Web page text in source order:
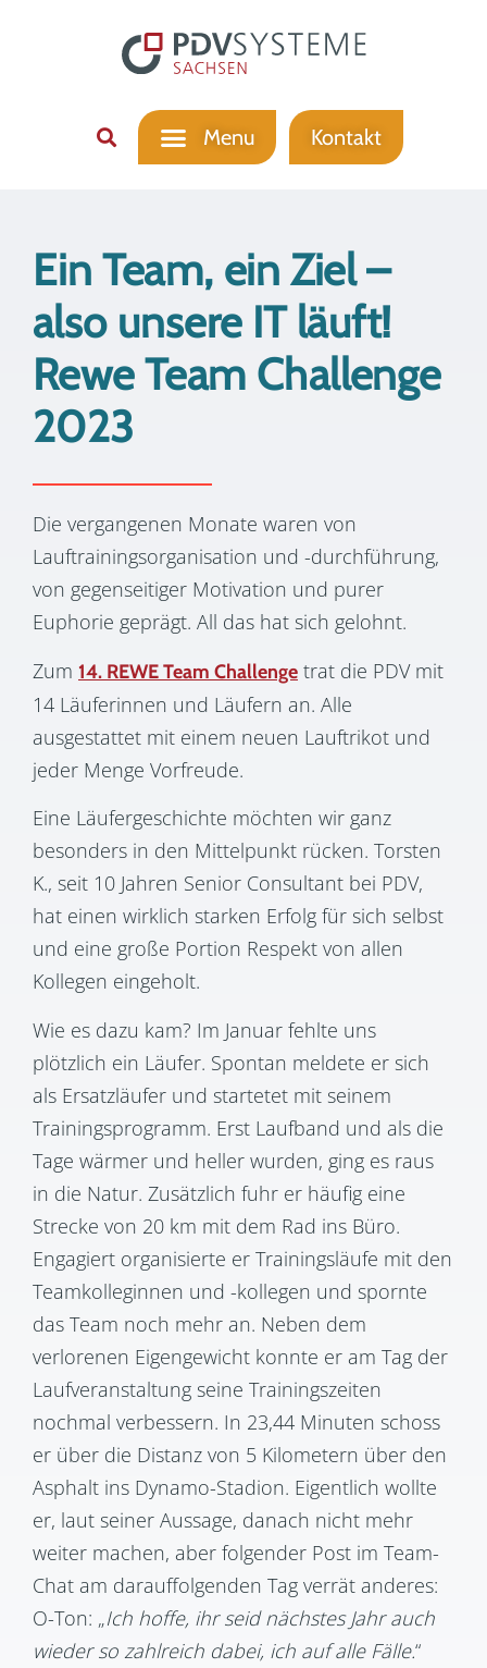
Kontakt
Ein Team, ein Ziel –
also unsere IT läuft!
Rewe Team Challenge
2023
Die vergangenen Monate waren von
Lauftrainingsorganisation und -durchführung,
von gegenseitiger Motivation und purer
Euphorie geprägt. All das hat sich gelohnt.
Zum 14. REWE Team Challenge trat die PDV mit
14 Läuferinnen und Läufern an. Alle
ausgestattet mit einem neuen Lauftrikot und
jeder Menge Vorfreude.
Eine Läufergeschichte möchten wir ganz
besonders in den Mittelpunkt rücken. Torsten
K., seit 10 Jahren Senior Consultant bei PDV,
hat einen wirklich starken Erfolg für sich selbst
und eine große Portion Respekt von allen
Kollegen eingeholt.
Wie es dazu kam? Im Januar fehlte uns
plötzlich ein Läufer. Spontan meldete er sich
als Ersatzläufer und startetet mit seinem
Trainingsprogramm. Erst Laufband und als die
Tage wärmer und heller wurden, ging es raus
in die Natur. Zusätzlich fuhr er häufig eine
Strecke von 20 km mit dem Rad ins Büro.
Engagiert organisierte er Trainingsläufe mit den
Teamkolleginnen und -kollegen und spornte
das Team noch mehr an. Neben dem
verlorenen Eigengewicht konnte er am Tag der
Laufveranstaltung seine Trainingszeiten
nochmal verbessern. In 23,44 Minuten schoss
er über die Distanz von 5 Kilometern über den
Asphalt ins Dynamo-Stadion. Eigentlich wollte
er, laut seiner Aussage, danach nicht mehr
weiter machen, aber folgender Post im Team-
Chat am darauffolgenden Tag verrät anderes:
O-Ton: „Ich hoffe, ihr seid nächstes Jahr auch
wieder so zahlreich dabei, ich auf alle Fälle.“